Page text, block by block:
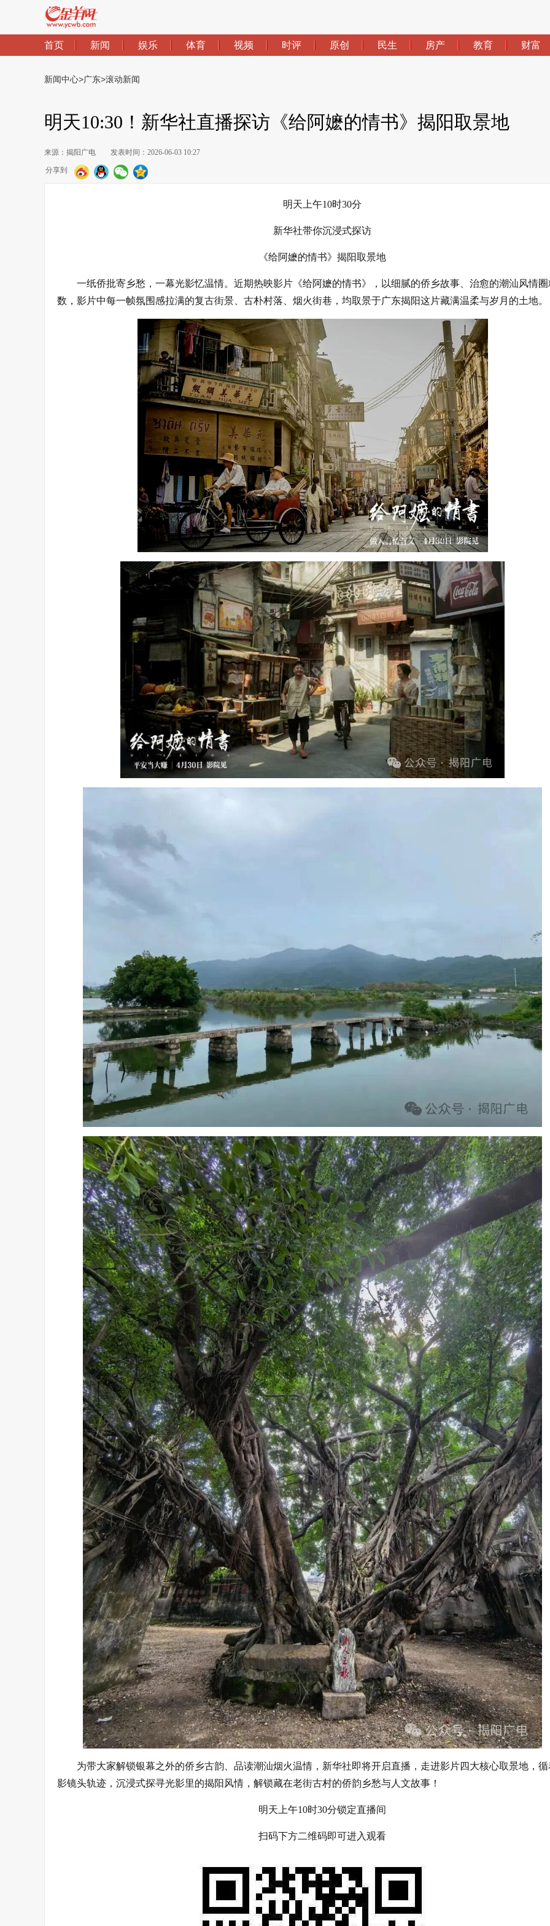
首页 新闻 娱乐 体育 视频 时评 原创 民生 房产 教育 财富
新闻中心>广东>滚动新闻
明天10:30！新华社直播探访《给阿嬷的情书》揭阳取景地
来源：揭阳广电 发表时间：2026-06-03 10:27
分享到
明天上午10时30分
新华社带你沉浸式探访
《给阿嬷的情书》揭阳取景地
一纸侨批寄乡愁，一幕光影忆温情。近期热映影片《给阿嬷的情书》，以细腻的侨乡故事、治愈的潮汕风情
数，影片中每一帧氛围感拉满的复古街景、古朴村落、烟火街巷，均取景于广东揭阳这片藏满温柔与岁月的土地。
为带大家解锁银幕之外的侨乡古韵、品读潮汕烟火温情，新华社即将开启直播，走进影片四大核心取景地，
影镜头轨迹，沉浸式探寻光影里的揭阳风情，解锁藏在老街古村的侨韵乡愁与人文故事！
明天上午10时30分锁定直播间
扫码下方二维码即可进入观看